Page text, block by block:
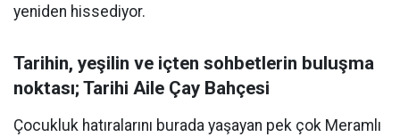
yeniden hissediyor.
Tarihin, yeşilin ve içten sohbetlerin buluşma
noktası; Tarihi Aile Çay Bahçesi
Çocukluk hatıralarını burada yaşayan pek çok Meramlı